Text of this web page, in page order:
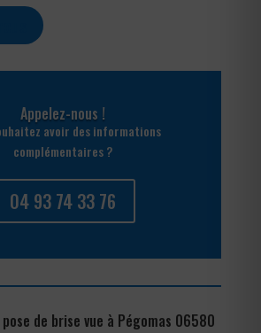
Appelez-nous !
avoir des informations
complémentaires ?
04 93 74 33 76
de brise vue à Pégomas 06580